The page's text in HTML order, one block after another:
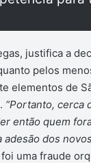
justifica a
pelos
elementos de
“Portanto, cerca
então quem
dos
uma fraude